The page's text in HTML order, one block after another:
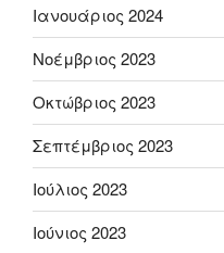
Ιανουάριος 2024
Νοέμβριος 2023
Οκτώβριος 2023
Σεπτέμβριος 2023
Ιούλιος 2023
Ιούνιος 2023